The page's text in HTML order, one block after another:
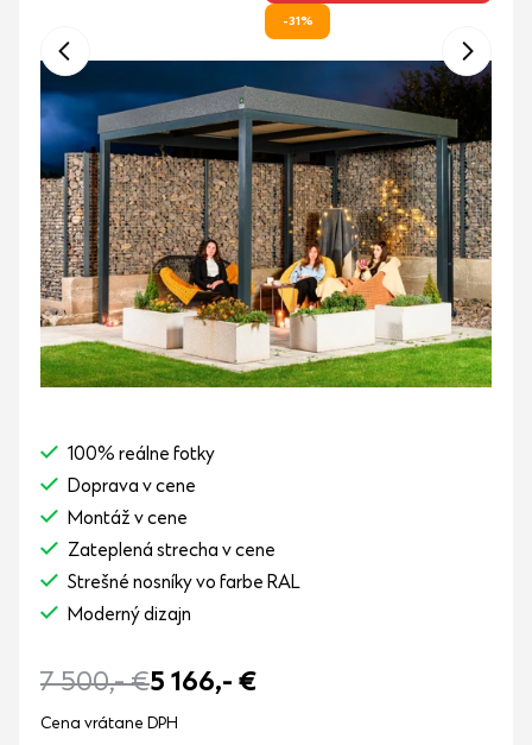
-31%
100% reálne fotky
Doprava v cene
Montáž v cene
Zateplená strecha v cene
Strešné nosníky vo farbe RAL
Moderný dizajn
7 500,-€5 166,- €
Cena vrátane DPH